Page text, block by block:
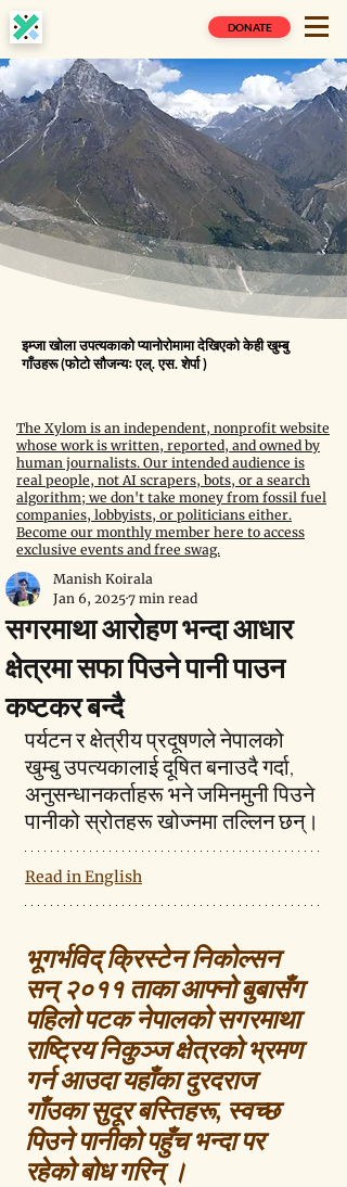
DONATE
इम्जा खोला उपत्यकाको प्यानोरोमामा देखिएको केही खुम्बु
गाँउहरू (फोटो सौजन्यः एल्. एस. शेर्पा )
The Xylom is an independent, nonprofit website
whose work is written, reported, and owned by
human journalists. Our intended audience is
real people, not AI scrapers, bots, or a search
algorithm; we don't take money from fossil fuel
companies, lobbyists, or politicians either.
Become our monthly member here to access
exclusive events and free swag.
सगरमाथा आरोहण भन्दा आधार
क्षेत्रमा सफा पिउने पानी पाउन
कष्टकर बन्दै
Manish Koirala
Jan 6, 20257 min read
पर्यटन र क्षेत्रीय प्रदूषणले नेपालको
खुम्बु उपत्यकालाई दूषित बनाउदै गर्दा,
अनुसन्धानकर्ताहरू भने जमिनमुनी पिउने
पानीको स्रोतहरू खोज्नमा तल्लिन छन्।
Read in English
भूगर्भविद् क्रिस्टेन निकोल्सन
सन् २०११ ताका आफ्नो बुबासँग
पहिलो पटक नेपालको सगरमाथा
राष्ट्रिय निकुञ्ज क्षेत्रको भ्रमण
गर्न आउदा यहाँका दुरदराज
गाँउका सुदूर बस्तिहरू, स्वच्छ
पिउने पानीको पहुँच भन्दा पर
रहेको बोध गरिन् ।